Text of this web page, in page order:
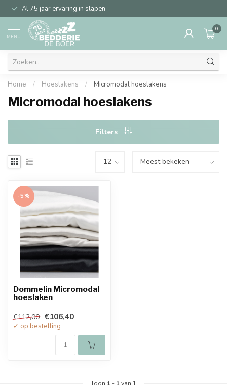
Al 75 jaar ervaring in slapen
MENU
0
Home / Hoeslakens / Micromodal hoeslakens
Micromodal hoeslakens
Filters
-5%
Dommelin Micromodal
hoeslaken
€112,00 €106,40
✓ op bestelling